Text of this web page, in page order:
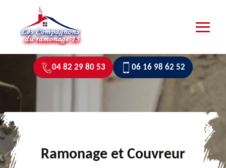
04 82 29 80 53 06 16 98 62 52
Ramonage et Couvreur